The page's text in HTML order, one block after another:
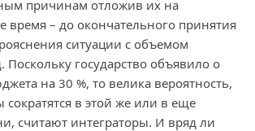
причинам отложив их на
время – до окончательного принятия
ситуации с объемом
Поскольку государство объявило о
на 30 %, то велика вероятность,
в этой же или в еще
считают интеграторы. И вряд ли